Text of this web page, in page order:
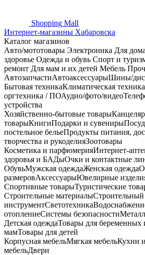
Shopping Mall
Интернет-магазины Хабаровска
Каталог магазинов
Авто/мототовары Электроника Для
здоровье Одежда и обувь Спорт и
ремонт Для мам и их детей Мебель
АвтозапчастиАвтоаксессуарыШины/
Бытовая техникаКлиматическая техника
оргтехника / ПОАудио/фото/видео
устройства
Хозяйственно-бытовые товары
товарыКнигиПодарки и сувениры
постельное бельеПродукты питания,
творчества и рукоделияЗоотовары
Косметика и парфюмерияИнтернет-
здоровья и БАДыОчки и контактные
ОбувьМужская одеждаЖенская одежда
размеровАксессуарыЮвелирные
Спортивные товарыТуристические
Строительные материалыСтроительный
инструментСветотехника
отоплениеСистемы безопасности
Детская одеждаТовары для беременных
мамТовары для детей
Корпусная мебельМягкая мебельКухни
мебельДвери